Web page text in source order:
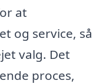
at
og service, så
valg. Det
proces,